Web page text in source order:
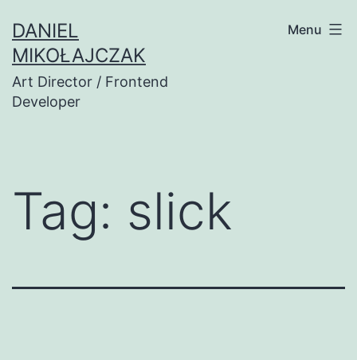
do
treści
DANIEL
MIKOŁAJCZAK
Art Director / Frontend
Developer
Menu
Tag: slick